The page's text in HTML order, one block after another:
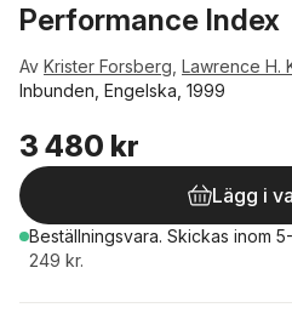
Performance Index
Av Krister Forsberg Lawrence H.
Inbunden, Engelska, 1999
3 480 kr
Lägg i
Beställningsvara. Skickas inom
249 kr.